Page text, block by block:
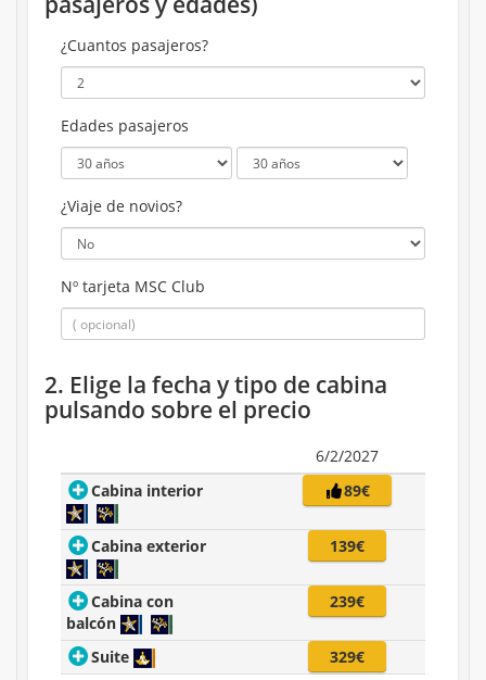
¿Cuantos pasajeros?
Edades pasajeros
¿Viaje de novios?
Nº tarjeta MSC Club
2. Elige la fecha y tipo de cabina
pulsando sobre el precio
6/2/2027
Cabina interior
89€
Cabina exterior 139€
Cabina con
balcón
239€
Suite 329€